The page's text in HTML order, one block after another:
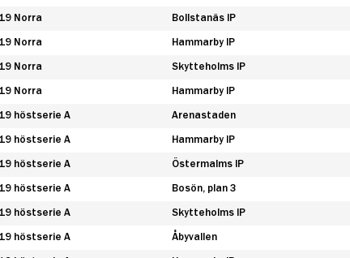
Norra Bollstanäs IP
Norra Hammarby IP
Norra Skytteholms IP
Norra Hammarby IP
höstserie A Arenastaden
höstserie A Hammarby IP
höstserie A Östermalms IP
höstserie A Bosön, plan 3
höstserie A Skytteholms IP
höstserie A Åbyvallen